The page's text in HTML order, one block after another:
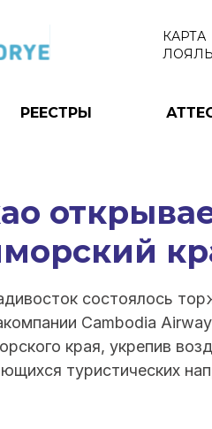
КАРТА
РЕЕСТРЫ
состоялось
Cambodia
края, укрепив
туристических